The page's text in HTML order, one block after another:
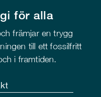
för alla
främjar en trygg
till ett fossilfritt
i framtiden.